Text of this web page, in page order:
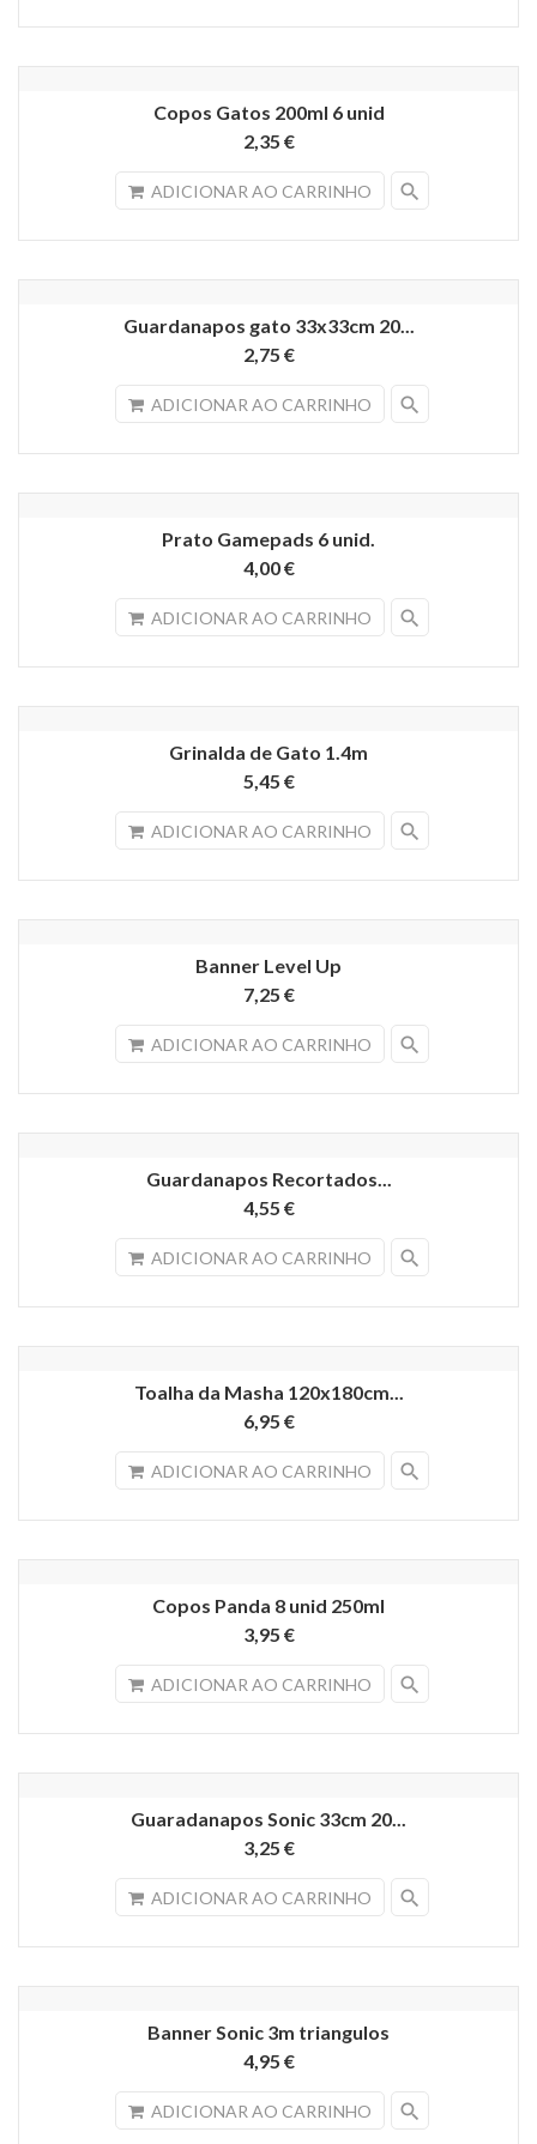
Copos Gatos 200ml 6 unid
2,35 €
ADICIONAR AO CARRINHO search
Guardanapos gato 33x33cm 20...
2,75 €
ADICIONAR AO CARRINHO search
Prato Gamepads 6 unid.
4,00 €
ADICIONAR AO CARRINHO search
Grinalda de Gato 1.4m
5,45 €
ADICIONAR AO CARRINHO search
Banner Level Up
7,25 €
ADICIONAR AO CARRINHO search
Guardanapos Recortados...
4,55 €
ADICIONAR AO CARRINHO search
Toalha da Masha 120x180cm...
6,95 €
ADICIONAR AO CARRINHO search
Copos Panda 8 unid 250ml
3,95 €
ADICIONAR AO CARRINHO search
Guaradanapos Sonic 33cm 20...
3,25 €
ADICIONAR AO CARRINHO search
Banner Sonic 3m triangulos
4,95 €
ADICIONAR AO CARRINHO search